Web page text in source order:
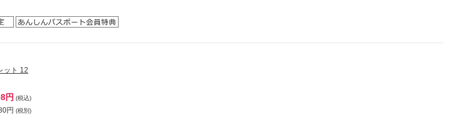
ット 12
円 (税込)
円 (税別)